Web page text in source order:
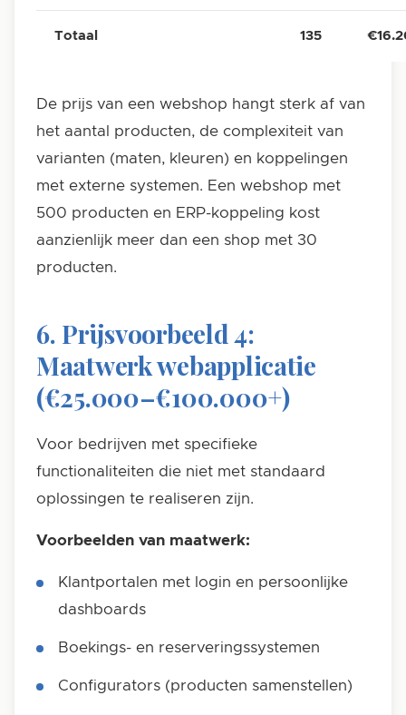
Totaal 135
De prijs van een webshop hangt sterk af van
het aantal producten, de complexiteit van
varianten (maten, kleuren) en koppelingen
met externe systemen. Een webshop met
500 producten en ERP-koppeling kost
aanzienlijk meer dan een shop met 30
producten.
6. Prijsvoorbeeld 4:
Maatwerk webapplicatie
(€25.000–€100.000+)
Voor bedrijven met specifieke
functionaliteiten die niet met standaard
oplossingen te realiseren zijn.
Voorbeelden van maatwerk:
Klantportalen met login en persoonlijke
dashboards
Boekings- en reserveringssystemen
Configurators (producten samenstellen)